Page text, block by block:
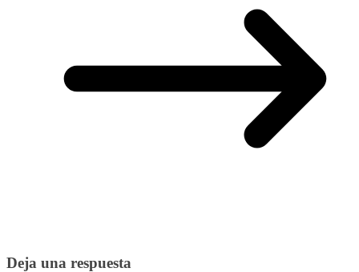
Deja una respuesta